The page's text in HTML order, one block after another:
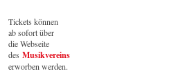
Tickets können
ab sofort über
die Webseite
des Musikvereins
erworben werden.